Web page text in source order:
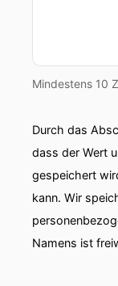
Mindestens 10
Durch das
dass der Wert
gespeichert
kann. Wir
Namens ist